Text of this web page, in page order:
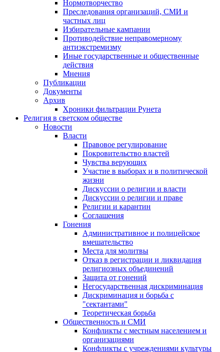
Нормотворчество
Преследования организаций, СМИ и
частных лиц
Избирательные кампании
Противодействие неправомерному
антиэкстремизму
Иные государственные и общественные
действия
Мнения
Публикации
Документы
Архив
Хроники фильтрации Рунета
Религия в светском обществе
Новости
Власти
Правовое регулирование
Покровительство властей
Чувства верующих
Участие в выборах и в политической
жизни
Дискуссии о религии и власти
Дискуссии о религии и праве
Религии и карантин
Соглашения
Гонения
Административное и полицейское
вмешательство
Места для молитвы
Отказ в регистрации и ликвидация
религиозных объединений
Защита от гонений
Негосударственная дискриминация
Дискриминация и борьба с
"сектантами"
Теоретическая борьба
Общественность и СМИ
Конфликты с местным населением и
организациями
Конфликты с учреждениями культуры